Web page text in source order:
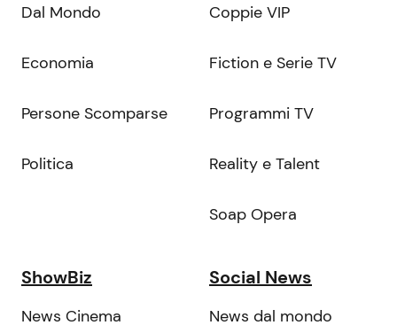
Dal Mondo
Economia
Persone Scomparse
Politica
Coppie VIP
Fiction e Serie TV
Programmi TV
Reality e Talent
Soap Opera
ShowBiz
News Cinema
Social News
News dal mondo